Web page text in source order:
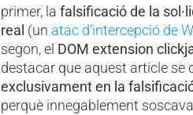
primer, la falsificació de la
real (un atac d’intercepció de
segon, el DOM extension
destacar que aquest article se
exclusivament en la
perquè innegablement